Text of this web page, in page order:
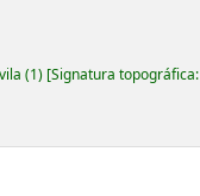
(1) Signatura topográfica: